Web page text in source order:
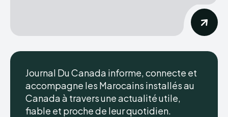
Journal Du Canada informe, connecte et
accompagne les Marocains installés au
Canada à travers une actualité utile,
fiable et proche de leur quotidien.